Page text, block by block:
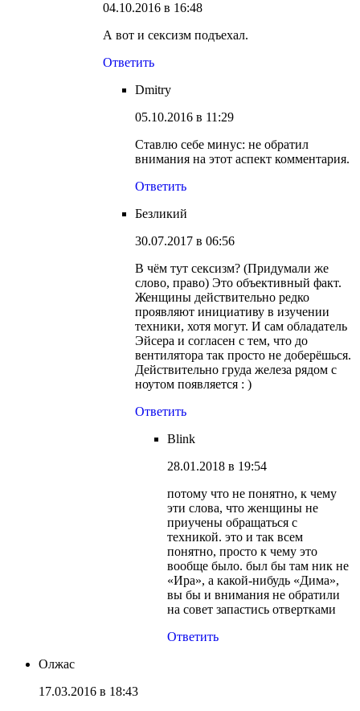
04.10.2016 в 16:48
А вот и сексизм подъехал.
Ответить
Dmitry
05.10.2016 в 11:29
Ставлю себе минус: не обратил
внимания на этот аспект комментария.
Ответить
Безликий
30.07.2017 в 06:56
В чём тут сексизм? (Придумали же
слово, право) Это объективный факт.
Женщины действительно редко
проявляют инициативу в изучении
техники, хотя могут. И сам обладатель
Эйсера и согласен с тем, что до
вентилятора так просто не доберёшься.
Действительно груда железа рядом с
ноутом появляется : )
Ответить
Blink
28.01.2018 в 19:54
потому что не понятно, к чему
эти слова, что женщины не
приучены обращаться с
техникой. это и так всем
понятно, просто к чему это
вообще было. был бы там ник не
«Ира», а какой-нибудь «Дима»,
вы бы и внимания не обратили
на совет запастись отвертками
Ответить
Олжас
17.03.2016 в 18:43